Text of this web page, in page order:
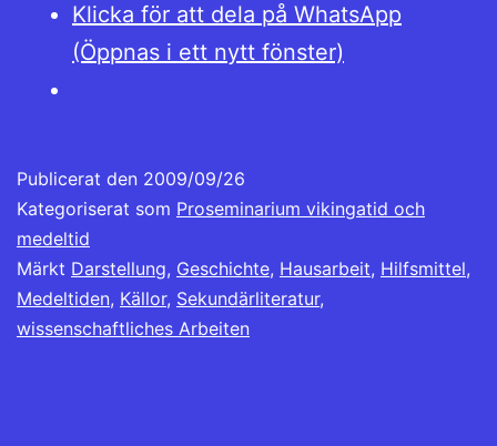
Klicka för att dela på WhatsApp
(Öppnas i ett nytt fönster)
Publicerat den 2009/09/26
Kategoriserat som Proseminarium vikingatid och
medeltid
Märkt Darstellung, Geschichte, Hausarbeit, Hilfsmittel,
Medeltiden, Källor, Sekundärliteratur,
wissenschaftliches Arbeiten